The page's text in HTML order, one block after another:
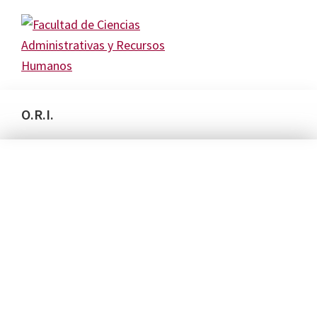
Skip
primary
navigation
Skip
main
content
Skip
primary
sidebar
O.R.I.